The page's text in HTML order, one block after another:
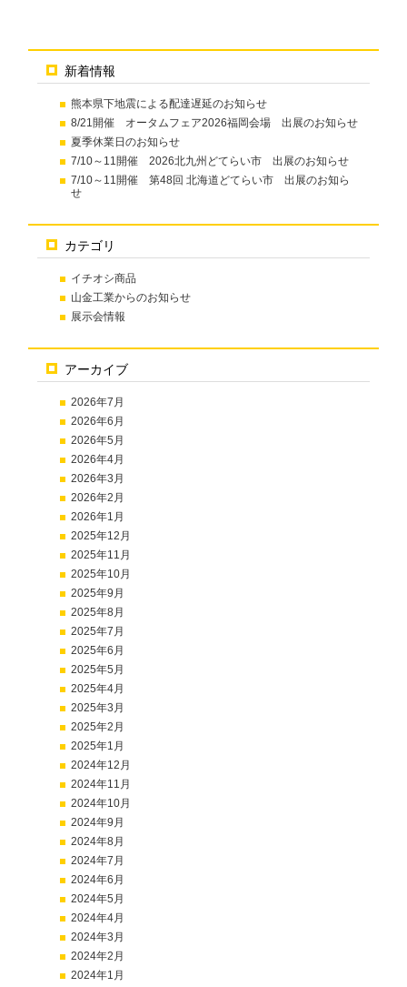
新着情報
熊本県下地震による配達遅延のお知らせ
8/21開催 オータムフェア2026福岡会場 出展のお知らせ
夏季休業日のお知らせ
7/10～11開催 2026北九州どてらい市 出展のお知らせ
7/10～11開催 第48回 北海道どてらい市 出展のお知ら
せ
カテゴリ
イチオシ商品
山金工業からのお知らせ
展示会情報
アーカイブ
2026年7月
2026年6月
2026年5月
2026年4月
2026年3月
2026年2月
2026年1月
2025年12月
2025年11月
2025年10月
2025年9月
2025年8月
2025年7月
2025年6月
2025年5月
2025年4月
2025年3月
2025年2月
2025年1月
2024年12月
2024年11月
2024年10月
2024年9月
2024年8月
2024年7月
2024年6月
2024年5月
2024年4月
2024年3月
2024年2月
2024年1月